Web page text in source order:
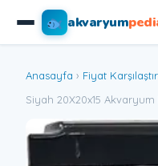
akvaryum
Anasayfa › Fiyat Karşılaştır
Siyah 20X20x15